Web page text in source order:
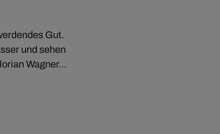
Gut.
und sehen
Wagner…